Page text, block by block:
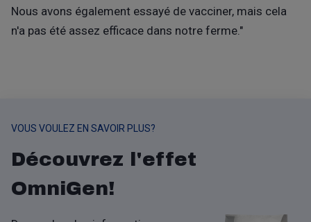
Nous avons également essayé de vacciner, mais cela
n'a pas été assez efficace dans notre ferme."
VOUS VOULEZ EN SAVOIR PLUS?
Découvrez l'effet
OmniGen!